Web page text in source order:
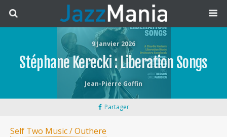
9 Janvier 2026
Stéphane Kerecki : Liberation Songs
Jean-Pierre Goffin
Partager
Self Two Music / Outhere